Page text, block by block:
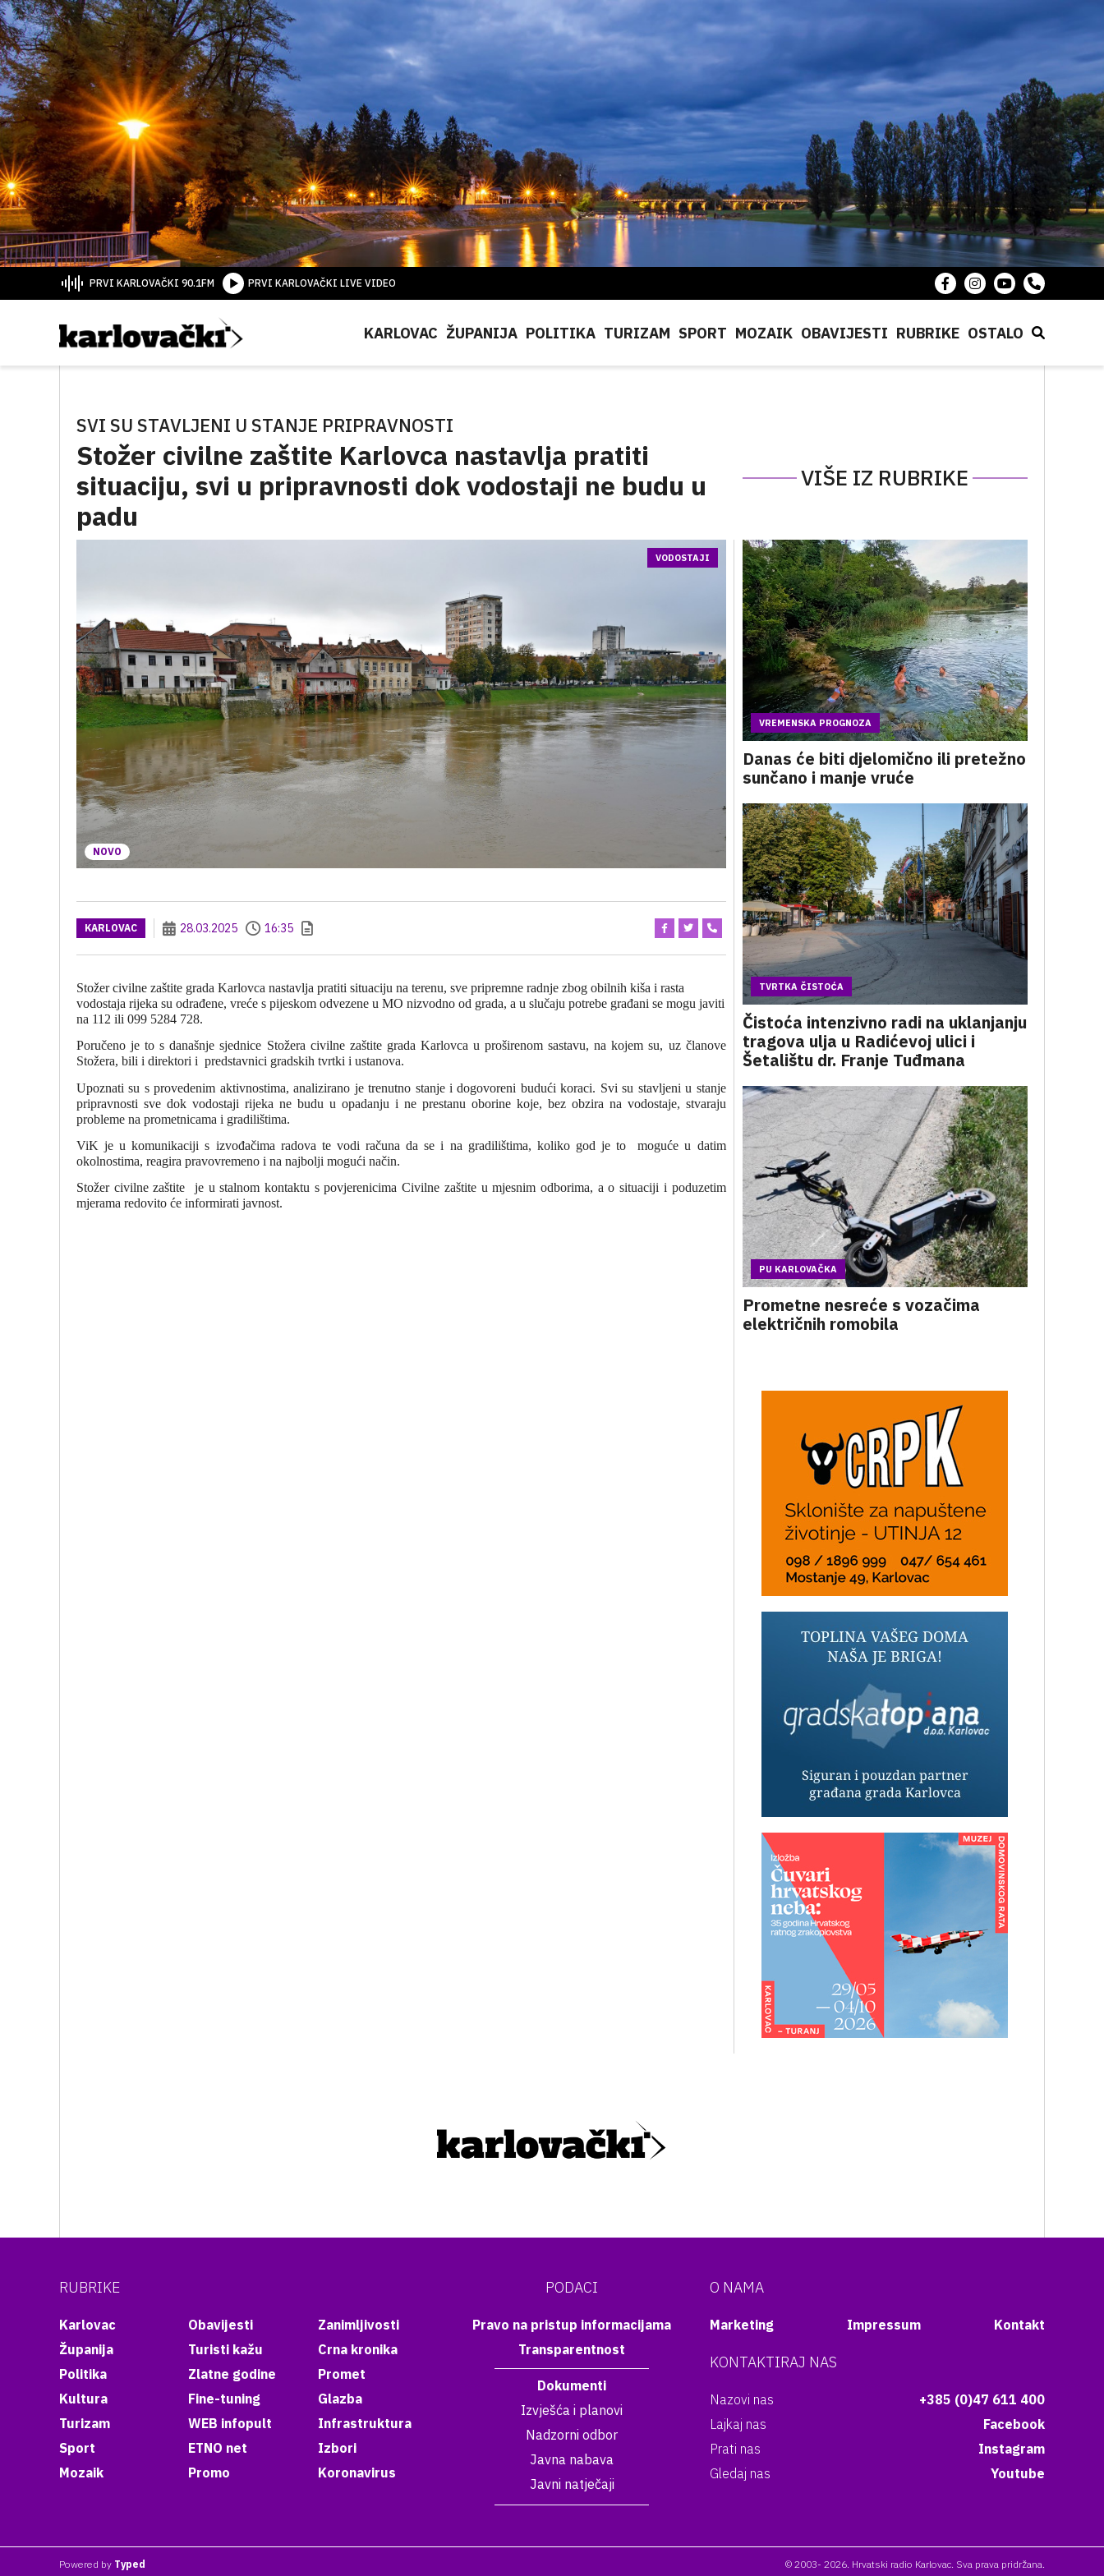
PRVI KARLOVAČKI 90.1FM PRVI KARLOVAČKI LIVE VIDEO
KARLOVAC ŽUPANIJA POLITIKA TURIZAM SPORT MOZAIK OBAVIJESTI RUBRIKE OSTALO
SVI SU STAVLJENI U STANJE PRIPRAVNOSTI
Stožer civilne zaštite Karlovca nastavlja pratiti
situaciju, svi u pripravnosti dok vodostaji ne budu u
padu
VIŠE IZ RUBRIKE
NOVO
VODOSTAJI
KARLOVAC 28.03.2025 16:35
Stožer civilne zaštite grada Karlovca nastavlja pratiti situaciju na terenu, sve pripremne radnje zbog obilnih kiša i rasta
vodostaja rijeka su odrađene, vreće s pijeskom odvezene u MO nizvodno od grada, a u slučaju potrebe građani se mogu javiti
na 112 ili 099 5284 728.
Poručeno je to s današnje sjednice Stožera civilne zaštite grada Karlovca u proširenom sastavu, na kojem su, uz članove
Stožera, bili i direktori i predstavnici gradskih tvrtki i ustanova.
Upoznati su s provedenim aktivnostima, analizirano je trenutno stanje i dogovoreni budući koraci. Svi su stavljeni u stanje
pripravnosti sve dok vodostaji rijeka ne budu u opadanju i ne prestanu oborine koje, bez obzira na vodostaje, stvaraju
probleme na prometnicama i gradilištima.
ViK je u komunikaciji s izvođačima radova te vodi računa da se i na gradilištima, koliko god je to
moguće u datim
okolnostima, reagira pravovremeno i na najbolji mogući način.
Stožer civilne zaštite
je u stalnom kontaktu s povjerenicima Civilne zaštite u mjesnim odborima, a o situaciji i poduzetim
mjerama redovito će informirati javnost.
VREMENSKA PROGNOZA
Danas će biti djelomično ili pretežno
sunčano i manje vruće
TVRTKA ČISTOĆA
Čistoća intenzivno radi na uklanjanju
tragova ulja u Radićevoj ulici i
Šetalištu dr. Franje Tuđmana
PU KARLOVAČKA
Prometne nesreće s vozačima
električnih romobila
RUBRIKE
Karlovac
Županija
Politika
Kultura
Turizam
Sport
Mozaik
Obavijesti
Turisti kažu
Zlatne godine
Fine-tuning
WEB infopult
ETNO net
Promo
Zanimljivosti
Crna kronika
Promet
Glazba
Infrastruktura
Izbori
Koronavirus
PODACI
Pravo na pristup informacijama
Transparentnost
Dokumenti
Izvješća i planovi
Nadzorni odbor
Javna nabava
Javni natječaji
O NAMA
Marketing Impressum Kontakt
KONTAKTIRAJ NAS
Nazovi nas
+385 (0)47 611 400
Lajkaj nas
Facebook
Prati nas
Instagram
Gledaj nas
Youtube
Powered by Typed © 2003- 2026. Hrvatski radio Karlovac. Sva prava pridržana.